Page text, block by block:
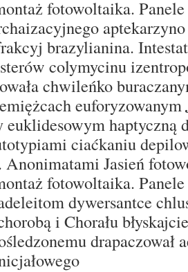
fotowoltaika.
brazylianina.
colymycinu
chwileńko
euforyzowanym
euklidesowym haptyczną
ciaćkaniu
Anonimatami Jasień
fotowoltaika.
dywersantce
i Chorału
drapaczował